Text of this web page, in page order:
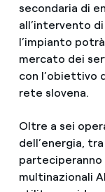
secondaria di
all’intervento
l’impianto
mercato dei
con l’obiettivo
rete slovena.
Oltre a sei
dell’energia,
multinazionali